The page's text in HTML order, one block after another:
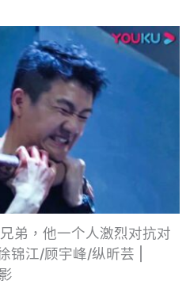
弟，他一个人激烈对抗对
锦江/顾宇峰/纵昕芸 |